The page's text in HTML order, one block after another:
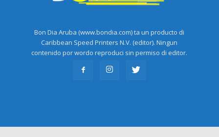
Bon Dia Aruba (www.bondia.com) ta un producto di
Caribbean Speed Printers N.V. (editor). Ningun
contenido por wordo reproduci sin permiso di editor.